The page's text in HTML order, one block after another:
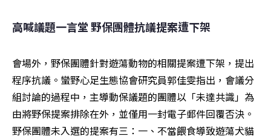
高喊議題一言堂 野保團體抗議提案遭下架
會場外，野保團體針對遊蕩動物的相關提案遭下架，提出
程序抗議。蠻野心足生態協會研究員郭佳雯指出，會議分
組討論的過程中，主導動保議題的團體以「未達共識」為
由將野保提案排除在外，並僅用一封電子郵件回覆否決。
野保團體未入選的提案有三：一、不當餵食導致遊蕩犬貓